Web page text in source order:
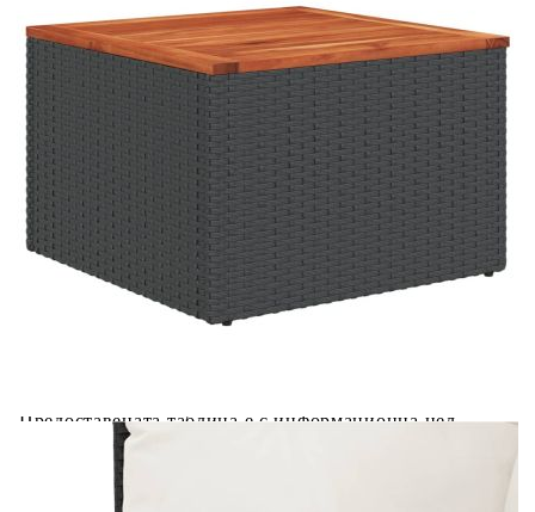
черен полиратан
Please select credit institution
Цена на продукта: €480.00
Extraction of information from credit institutions
Предоставената таблица е с информационна цел.
Добавете продукта в количката си с бутона "Добави в
количката" и при поръчка ще можете да изберете броя
вноски на кредита.
Acest tabel are caracter informativ. Adăugați produsul în
coșul de cumpărături unde veți putea selecta detaliile
cererii de creditare.
Предоставената таблица е с информационна цел.
Добавете продукта в количката си с бутона "Добави в
Предоставената таблица е с информационна цел.
Добавете продукта в количката си с бутона "Добави в
количката" и при поръчка ще можете да изберете броя
вноски на кредита.